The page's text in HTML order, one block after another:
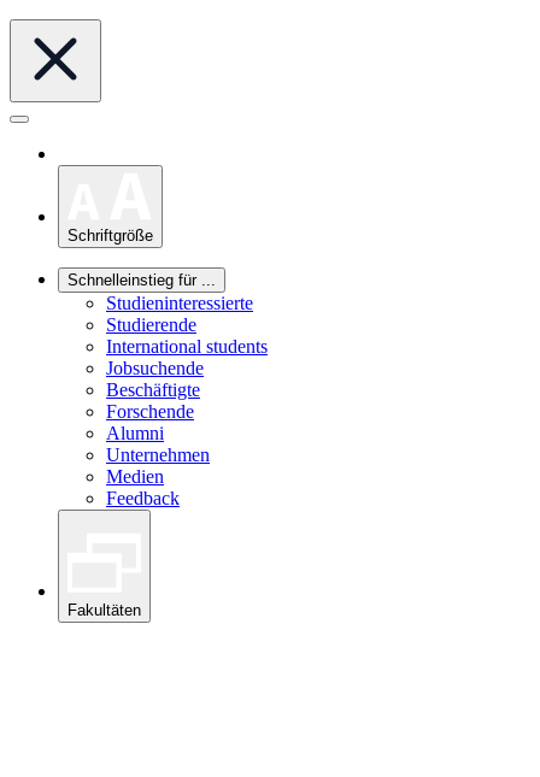
Schriftgröße
Schnelleinstieg für ...
Studieninteressierte
Studierende
International students
Jobsuchende
Beschäftigte
Forschende
Alumni
Unternehmen
Medien
Feedback
Fakultäten